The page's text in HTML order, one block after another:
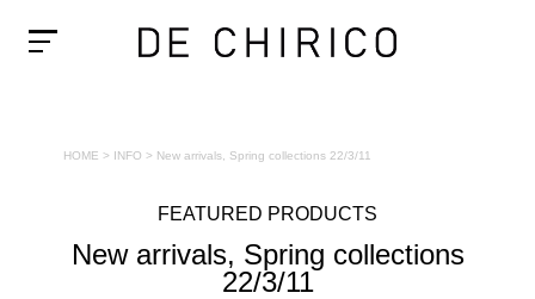
HOME > INFO > New arrivals, Spring collections 22/3/11
FEATURED PRODUCTS
New arrivals, Spring collections
22/3/11